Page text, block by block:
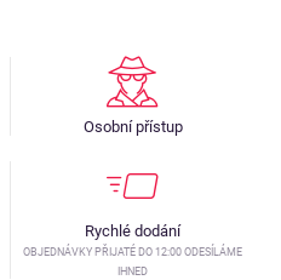
Osobní přístup
Rychlé dodání
OBJEDNÁVKY PŘIJATÉ DO 12:00 ODESÍLÁME
IHNED